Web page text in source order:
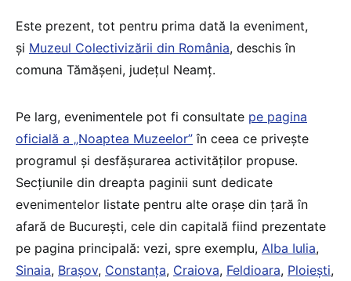
Este prezent, tot pentru prima dată la eveniment,
şi Muzeul Colectivizării din România, deschis în
comuna Tămăşeni, județul Neamţ.
Pe larg, evenimentele pot fi consultate pe pagina
oficială a „Noaptea Muzeelor” în ceea ce privește
programul și desfășurarea activităților propuse.
Secțiunile din dreapta paginii sunt dedicate
evenimentelor listate pentru alte orașe din țară în
afară de București, cele din capitală fiind prezentate
pe pagina principală: vezi, spre exemplu, Alba Iulia,
Sinaia, Brașov, Constanța, Craiova, Feldioara, Ploiești,